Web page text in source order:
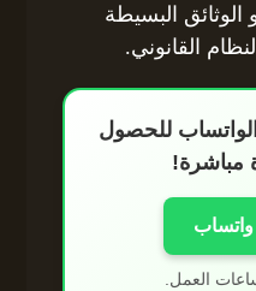
البسيطة
القانوني.
للحصول
مباشرة!
واتساب
العمل.